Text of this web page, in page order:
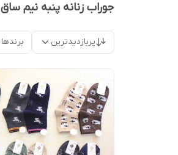
جوراب زنانه پنبه نیم ساق
پربازدیدترین برندها